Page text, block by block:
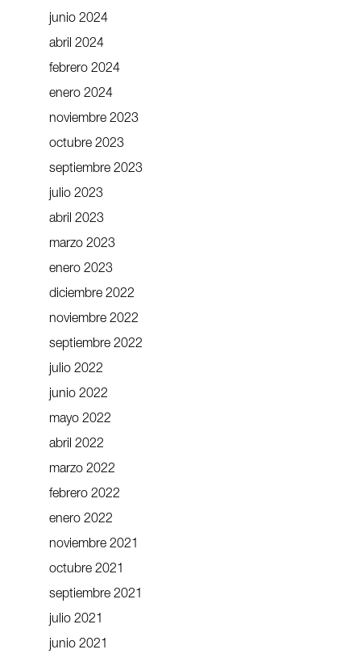
junio 2024
abril 2024
febrero 2024
enero 2024
noviembre 2023
octubre 2023
septiembre 2023
julio 2023
abril 2023
marzo 2023
enero 2023
diciembre 2022
noviembre 2022
septiembre 2022
julio 2022
junio 2022
mayo 2022
abril 2022
marzo 2022
febrero 2022
enero 2022
noviembre 2021
octubre 2021
septiembre 2021
julio 2021
junio 2021